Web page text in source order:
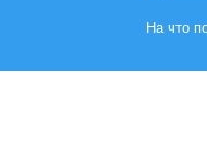
На что